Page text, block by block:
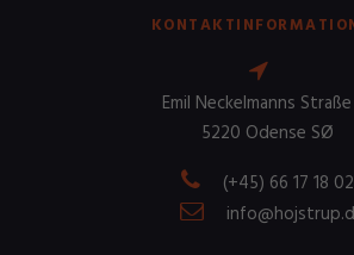
Emil Neckelmanns Straße
5220 Odense SØ
(+45) 66 17 18 02